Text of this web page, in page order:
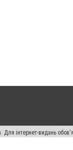
інтернет-видань